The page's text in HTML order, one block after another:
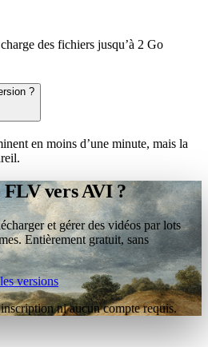
des fichiers jusqu’à 2 Go
?
en moins d’une minute, mais la
FLV vers AVI ?
et gérer des vidéos par lots
Entièrement gratuit, sans
versions
ni aucun compte requis.